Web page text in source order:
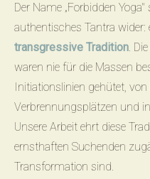
Der Name „Forbidden
authentisches Tantra wider:
transgressive Tradition.
waren nie für die Massen
Initiationslinien gehütet,
Verbrennungsplätzen und
Unsere Arbeit ehrt diese
ernsthaften Suchenden
Transformation sind.